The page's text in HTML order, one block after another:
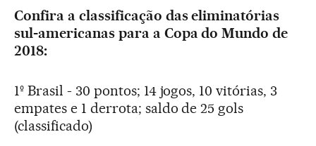
Confira a classificação das eliminatórias
sul-americanas para a Copa do Mundo de
2018:
1º Brasil - 30 pontos; 14 jogos, 10 vitórias, 3
empates e 1 derrota; saldo de 25 gols
(classificado)